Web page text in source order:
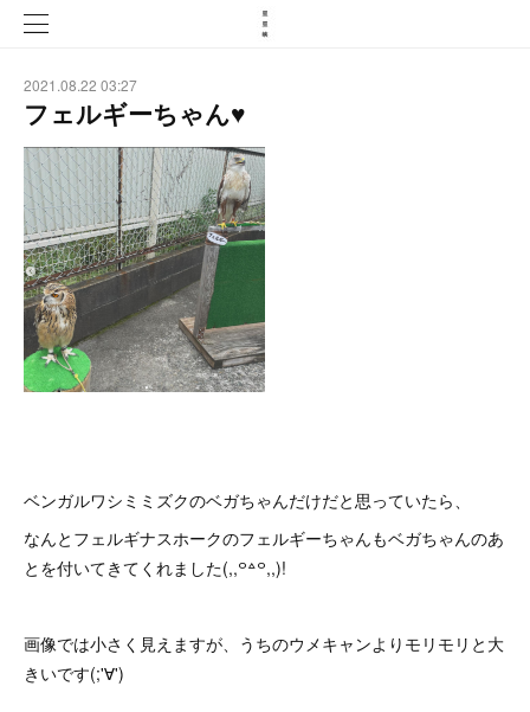
2021.08.22 03:27
フェルギーちゃん♥
ベンガルワシミミズクのベガちゃんだけだと思っていたら、
なんとフェルギナスホークのフェルギーちゃんもベガちゃんのあ
とを付いてきてくれました(,,꒪꒫꒪,,)!
画像では小さく見えますが、うちのウメキャンよりモリモリと大
きいです(;'∀')⁡